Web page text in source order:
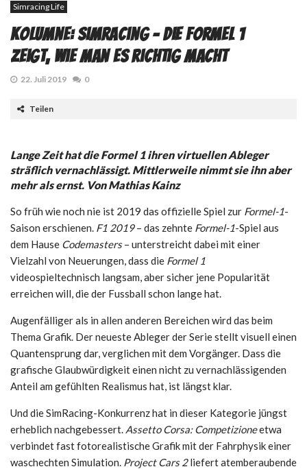
Simracing Life
Kolumne: SimRacing – Die Formel 1
zeigt, wie man es richtig macht
22. Juli 2019 0
Teilen
Lange Zeit hat die Formel 1 ihren virtuellen Ableger
sträflich vernachlässigt. Mittlerweile nimmt sie ihn aber
mehr als ernst. Von Mathias Kainz
So früh wie noch nie ist 2019 das offizielle Spiel zur Formel-1-
Saison erschienen. F1 2019– das zehnte Formel-1-Spiel aus
dem Hause Codemasters– unterstreicht dabei mit einer
Vielzahl von Neuerungen, dass die Formel 1
videospieltechnisch langsam, aber sicher jene Popularität
erreichen will, die der Fussball schon lange hat.
Augenfälliger als in allen anderen Bereichen wird das beim
Thema Grafik. Der neueste Ableger der Serie stellt visuell einen
Quantensprung dar, verglichen mit dem Vorgänger. Dass die
grafische Glaubwürdigkeit einen nicht zu vernachlässigenden
Anteil am gefühlten Realismus hat, ist längst klar.
Und die SimRacing-Konkurrenz hat in dieser Kategorie jüngst
erheblich nachgebessert. Assetto Corsa: Competizioneetwa
verbindet fast fotorealistische Grafik mit der Fahrphysik einer
waschechten Simulation. Project Cars 2liefert atemberaubende